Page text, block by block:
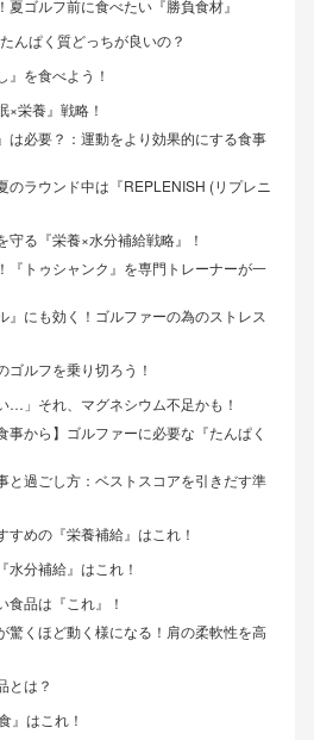
夏ゴルフ前に食べたい『勝負食材』
んぱく質どっちが良いの？
』を食べよう！
×栄養』戦略！
は必要？：運動をより効果的にする食事
のラウンド中は『REPLENISH (リプレニ
守る『栄養×水分補給戦略』！
『トゥシャンク』を専門トレーナーが一
』にも効く！ゴルファーの為のストレス
ゴルフを乗り切ろう！
…」それ、マグネシウム不足かも！
事から】ゴルファーに必要な『たんぱく
と過ごし方：ベストスコアを引きだす準
めの『栄養補給』はこれ！
分補給』はこれ！
品は『これ』！
驚くほど動く様になる！肩の柔軟性を高
とは？
』はこれ！